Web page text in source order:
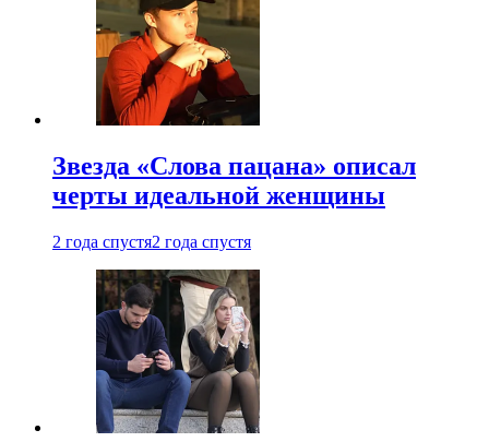
Звезда «Слова пацана» описал
черты идеальной женщины
2 года спустя2 года спустя